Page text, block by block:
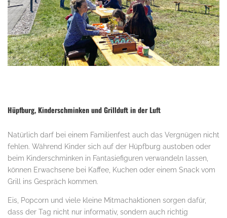
Hüpfburg, Kinderschminken und Grillduft in der Luft
Natürlich darf bei einem Familienfest auch das Vergnügen nicht
fehlen. Während Kinder sich auf der Hüpfburg austoben oder
beim Kinderschminken in Fantasiefiguren verwandeln lassen,
können Erwachsene bei Kaffee, Kuchen oder einem Snack vom
Grill ins Gespräch kommen.
Eis, Popcorn und viele kleine Mitmachaktionen sorgen dafür,
dass der Tag nicht nur informativ, sondern auch richtig